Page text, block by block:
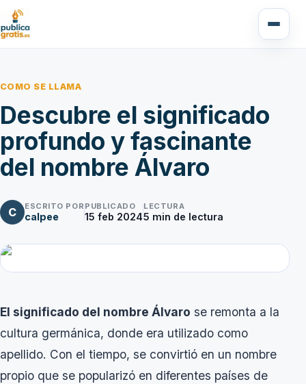
COMO SE LLAMA
Descubre el significado
profundo y fascinante
del nombre Álvaro
C ESCRITO POR
calpee
PUBLICADO
15 feb 2024
LECTURA
5 min de lectura
El significado del nombre Álvaro se remonta a la
cultura germánica, donde era utilizado como
apellido. Con el tiempo, se convirtió en un nombre
propio que se popularizó en diferentes países de